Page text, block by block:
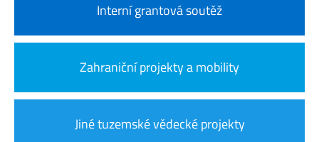
Interní grantová soutěž
Zahraniční projekty a mobility
Jiné tuzemské vědecké projekty